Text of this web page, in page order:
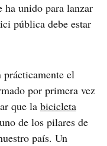
ha unido para lanzar
pública debe estar
prácticamente el
por primera vez
que la bicicleta
de los pilares de
país. Un